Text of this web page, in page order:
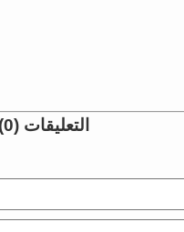
التعليقات (0)